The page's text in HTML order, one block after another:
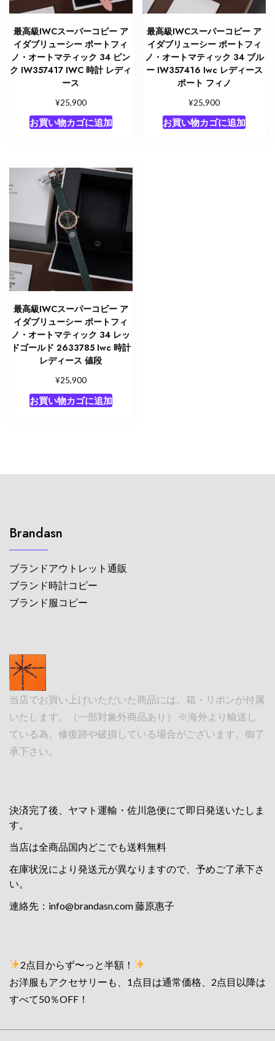
最高級IWCスーパーコピー ア
イダブリューシー ポートフィ
ノ・オートマティック 34 ピン
ク IW357417 IWC 時計 レディ
ース
¥25,900
お買い物カゴに追加
最高級IWCスーパーコピー ア
イダブリューシー ポートフィ
ノ・オートマティック 34 ブル
ー IW357416 Iwc レディース
ポート フィノ
¥25,900
お買い物カゴに追加
最高級IWCスーパーコピー ア
イダブリューシー ポートフィ
ノ・オートマティック 34 レッ
ドゴールド 2633785 Iwc 時計
レディース 値段
¥25,900
お買い物カゴに追加
Brandasn
ブランドアウトレット通販
ブランド時計コピー
ブランド服コピー
当店でお買い上げいただいた商品には、箱・リボンが付属
いたします。（一部対象外商品あり） ※海外より輸送し
ている為、修復跡や破損している場合がございます。御了
承下さい。
決済完了後、ヤマト運輸・佐川急便にて即日発送いたしま
す。
当店は全商品国内どこでも送料無料
在庫状況により発送元が異なりますので、予めご了承下さ
い。
連絡先： info@brandasn.com藤原惠子
2点目からず〜っと半額！
お洋服もアクセサリーも、1点目は通常価格、2点目以降は
すべて50％OFF！